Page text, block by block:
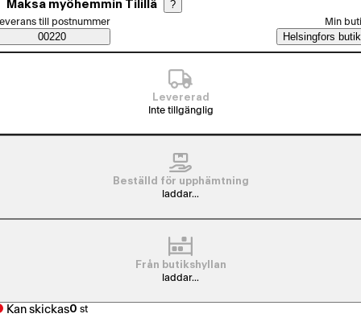
Maksa myöhemmin Tilillä ?
Saatavuustiedot
beställningssätt
till postnummer
00220
Min
Helsingfors butik
Levererad
Inte tillgänglig
Beställd för upphämtning
laddar...
Från butikshyllan
laddar...
Kan skickas0 st